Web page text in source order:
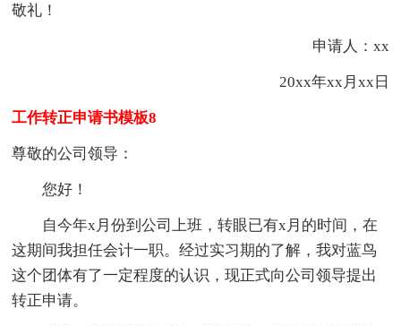
敬礼！
申请人：xx
20xx年xx月xx日
工作转正申请书模板8
尊敬的公司领导：
您好！
自今年x月份到公司上班，转眼已有x月的时间，在
这期间我担任会计一职。经过实习期的了解，我对蓝鸟
这个团体有了一定程度的认识，现正式向公司领导提出
转正申请。